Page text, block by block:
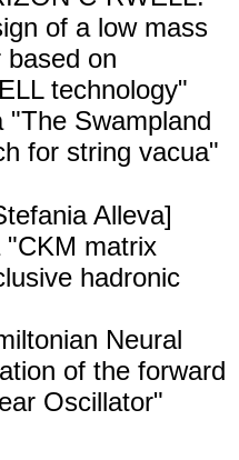
of a low mass
based on
technology"
"The Swampland
for string vacua"
Alleva]
"CKM matrix
hadronic
Neural
of the forward
Oscillator"